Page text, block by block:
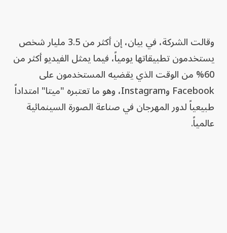
وقالت الشركة، في بيان، إن أكثر من 3.5 مليار شخص
يستخدمون تطبيقاتها يومياً، فيما يمثل الفيديو أكثر من
60% من الوقت الذي يقضيه المستخدمون على
Facebook وInstagram، وهو ما تعتبره "ميتا" امتداداً
طبيعياً لدور المهرجان في صناعة الصورة السينمائية
عالمياً.